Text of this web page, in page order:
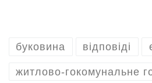
буковина відповіді
житлово-гокомунальне